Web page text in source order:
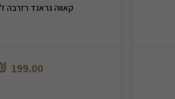
קאווה גראנד רזרבה ז'ובה קמפס